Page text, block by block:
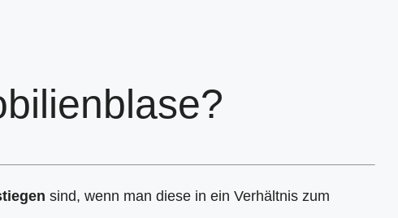
sind, wenn man diese in ein Verhältnis zum